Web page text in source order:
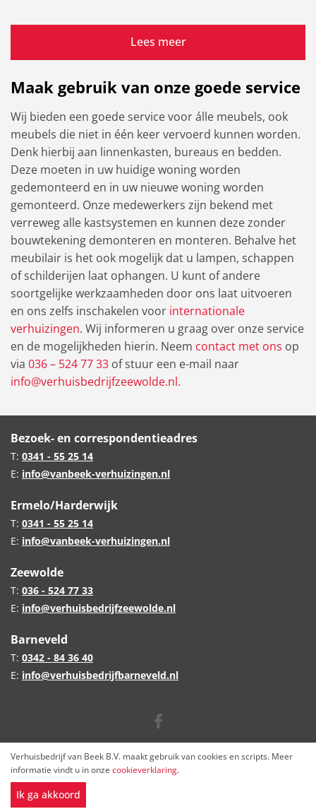
Verhuisbedrijf van Beek B.V. maakt gebruik van cookies en scripts. Meer
informatie vindt u in onze cookieverklaring.
Ik ga akkoord
Lees meer
Maak gebruik van onze goede service
Wij bieden een goede service voor álle meubels, ook
meubels die niet in één keer vervoerd kunnen worden.
Denk hierbij aan linnenkasten, bureaus en bedden.
Deze moeten in uw huidige woning worden
gedemonteerd en in uw nieuwe woning worden
gemonteerd. Onze medewerkers zijn bekend met
verreweg alle kastsystemen en kunnen deze zonder
bouwtekening demonteren en monteren. Behalve het
meubilair is het ook mogelijk dat u lampen, schappen
of schilderijen laat ophangen. U kunt of andere
soortgelijke werkzaamheden door ons laat uitvoeren
en ons zelfs inschakelen voor internationale
verhuizingen. Wij informeren u graag over onze service
en de mogelijkheden hierin. Neem contact met ons op
via 036 – 524 77 33 of stuur een e-mail naar
info@verhuisbedrijfzeewolde.nl.
Bezoek- en correspondentieadres
T: 0341 - 55 25 14
E: info@vanbeek-verhuizingen.nl
Ermelo/Harderwijk
T: 0341 - 55 25 14
E: info@vanbeek-verhuizingen.nl
Zeewolde
T: 036 - 524 77 33
E: info@verhuisbedrijfzeewolde.nl
Barneveld
T: 0342 - 84 36 40
E: info@verhuisbedrijfbarneveld.nl
© 2026 Verhuisbedrijf van Beek B.V.
Privacy Policy
– Cookieverklaring